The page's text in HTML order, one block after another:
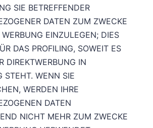
SIE BETREFFENDER
DATEN ZUM ZWECKE
WERBUNG EINZULEGEN; DIES
DAS PROFILING, SOWEIT ES
DIREKTWERBUNG IN
STEHT. WENN SIE
WERDEN IHRE
DATEN
NICHT MEHR ZUM ZWECKE